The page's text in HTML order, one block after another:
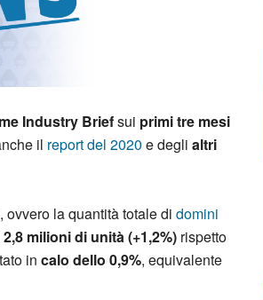
Industry Briefsui primi tre mesi
il report del 2020 e degli altri
, ovvero la quantità totale di domini
milioni di unità(+1,2%) rispetto
in calo dello 0,9%, equivalente